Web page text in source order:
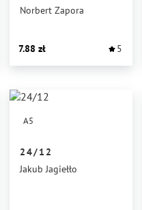
Norbert Zapora
7.88 5
A5
24/12
Jakub Jagiełło